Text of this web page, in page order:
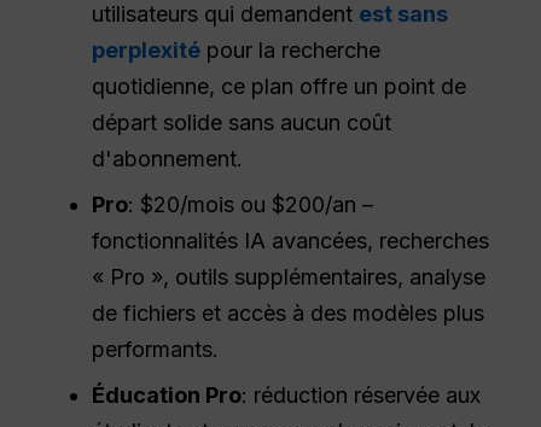
utilisateurs qui demandent est sans
perplexité pour la recherche
quotidienne, ce plan offre un point de
départ solide sans aucun coût
d'abonnement.
Pro: $20/mois ou $200/an –
fonctionnalités IA avancées, recherches
« Pro », outils supplémentaires, analyse
de fichiers et accès à des modèles plus
performants.
Éducation Pro: réduction réservée aux